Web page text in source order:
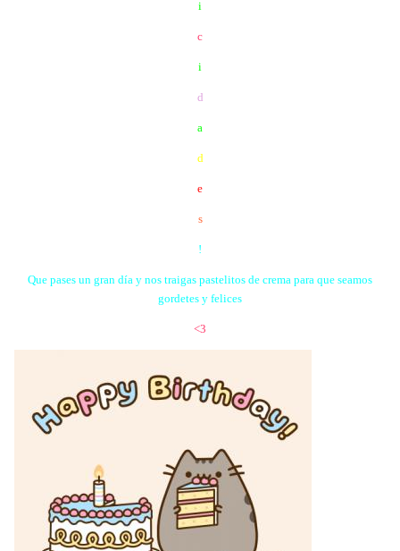
i
c
i
d
a
d
e
s
!
Que pases un gran día y nos traigas pastelitos de crema para que seamos
gordetes y felices
<3